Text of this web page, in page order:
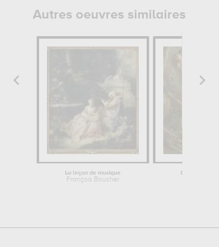
Autres oeuvres similaires
La leçon de musique
François Boucher
Couple